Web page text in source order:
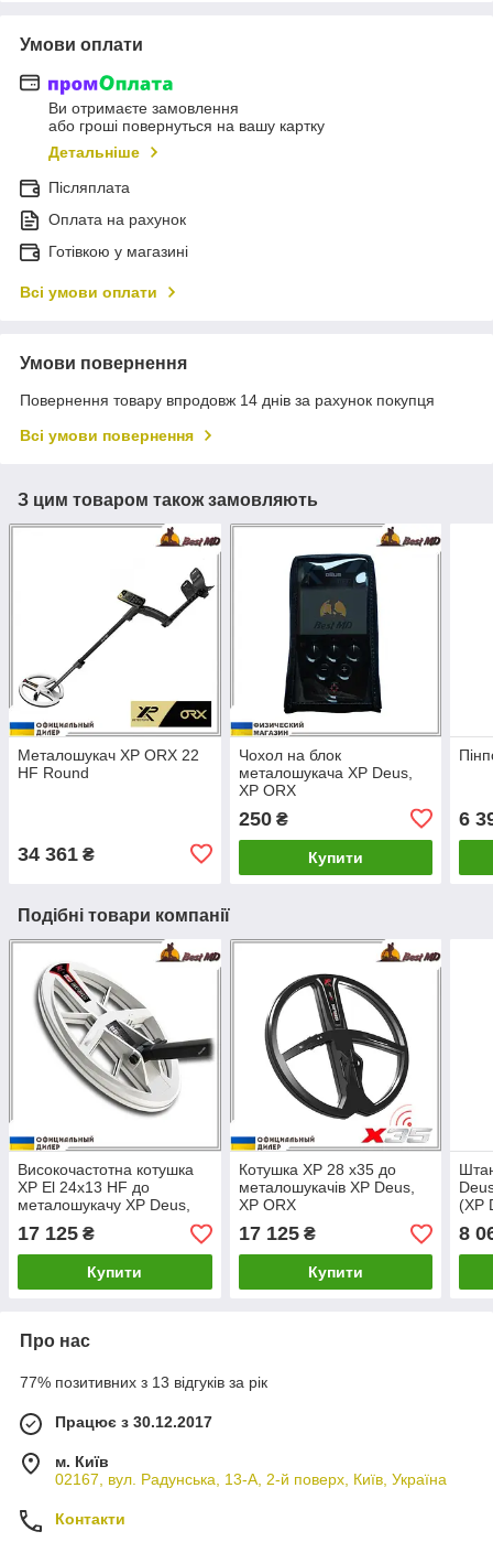
Умови оплати
Ви отримаєте замовлення
або гроші повернуться на вашу картку
Детальніше
Післяплата
Оплата на рахунок
Готівкою у магазині
Всі умови оплати
Умови повернення
Повернення товару впродовж 14 днів за рахунок покупця
Всі умови повернення
З цим товаром також замовляють
Металошукач XP ORX 22
HF Round
34 361 ₴
Чохол на блок
металошукача XP Deus,
XP ORX
250₴
Купити
6
Подібні товари компанії
Високочастотна котушка
XP El 24x13 HF до
металошукачу XP Deus,
XP ORX
17 125 ₴
Купити
Котушка XP 28 x35 до
металошукачів XP Deus,
XP ORX
17 125₴
Купити
(XP
8
Про нас
77% позитивних з 13 відгуків за рік
Працює з 30.12.2017
м. Київ
02167, вул. Радунська, 13-А, 2-й поверх, Київ, Україна
Контакти